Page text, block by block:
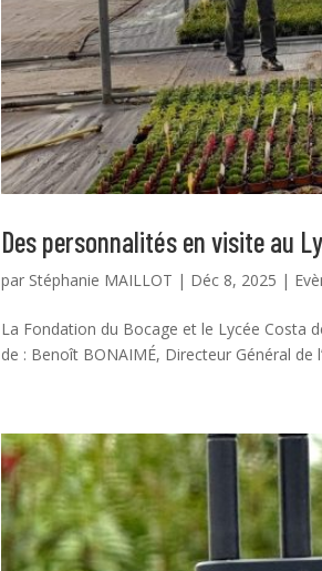
Des personnalités en visite au
par Stéphanie MAILLOT | Déc 8, 2025 |
La Fondation du Bocage et le Lycée Costa
de : Benoît BONAIMÉ, Directeur Général de